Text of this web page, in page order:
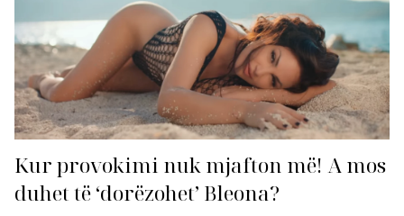
Kur provokimi nuk mjafton më! A mos
duhet të ‘dorëzohet’ Bleona?